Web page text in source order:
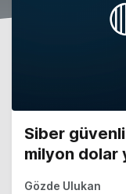
Siber
milyon dolar
Gözde Ulukan